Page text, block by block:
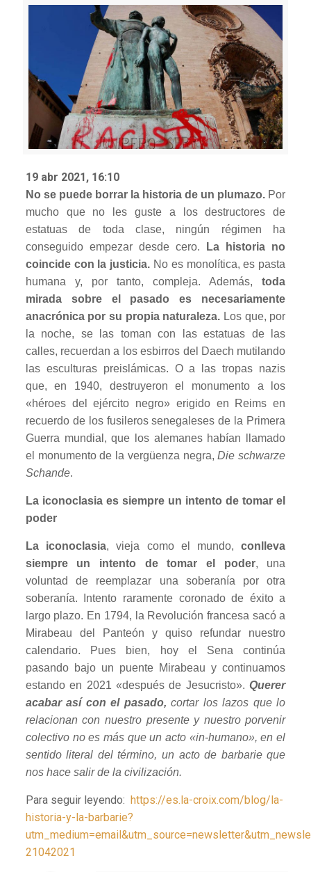
19 abr 2021, 16:10
No se puede borrar la historia de un plumazo. Por
mucho que no les guste a los destructores de
estatuas de toda clase, ningún régimen ha
conseguido empezar desde cero.
La historia no
coincide con la justicia. No es monolítica, es pasta
humana y, por tanto, compleja. Además,toda
mirada sobre el pasado es necesariamente
anacrónica por su propia naturaleza. Los que, por
la noche, se las toman con las estatuas de las
calles, recuerdan a los esbirros del Daech mutilando
las esculturas preislámicas. O a las tropas nazis
que, en 1940, destruyeron el monumento a los
«héroes del ejército negro» erigido en Reims en
recuerdo de los fusileros senegaleses de la Primera
Guerra mundial, que los alemanes habían llamado
el monumento de la vergüenza negra,Die schwarze
Schande.
La iconoclasia es siempre un intento de tomar el
poder
La iconoclasia, vieja como el mundo,conlleva
siempre un intento de tomar el poder, una
voluntad de reemplazar una soberanía por otra
soberanía. Intento raramente coronado de éxito a
largo plazo. En 1794, la Revolución francesa sacó a
Mirabeau del Panteón y quiso refundar nuestro
calendario. Pues bien, hoy el Sena continúa
pasando bajo un puente Mirabeau y continuamos
estando en 2021 «después de Jesucristo».Querer
acabar así con el pasado, cortar los lazos que lo
relacionan con nuestro presente y nuestro porvenir
colectivo no es más que un acto «in-humano», en el
sentido literal del término, un acto de barbarie que
nos hace salir de la civilización.
Para seguir leyendo: https://es.la-croix.com/blog/la-
historia-y-la-barbarie?
21042021